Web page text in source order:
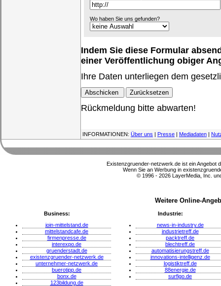
Wo haben Sie uns gefunden?
Indem Sie diese Formular
einer Veröffentlichung obiger
Ihre Daten unterliegen dem
Rückmeldung bitte abwarten!
INFORMATIONEN: Über uns | Presse | Mediadaten |
Existenzgruender-netzwerk.de ist ein Angebot
Wenn Sie an Werbung in
© 1996 - 2026 LayerMedia, Inc.
Weitere Online-
Business:
join-mittelstand.de
mittelstandcafe.de
firmenpresse.de
interexpo.de
gruenderstadt.de
existenzgruender-netzwerk.de
unternehmer-netzwerk.de
buerotipp.de
bonx.de
123bildung.de
Industrie:
news-in-industry.de
industrietreff.de
packtreff.de
blechtreff.de
automatisierungstreff.de
innovations-intelligenz.de
logistiktreff.de
88energie.de
surfigo.de